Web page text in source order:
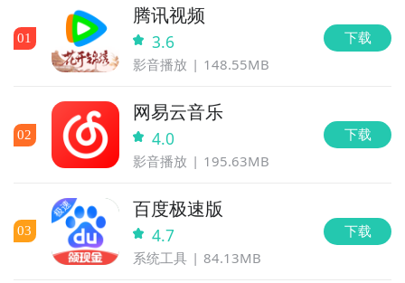
01
腾讯视频
3.6
影音播放 148.55MB
下载
02
网易云音乐
4.0
影音播放 195.63MB
下载
03
百度极速版
4.7
系统工具 84.13MB
下载